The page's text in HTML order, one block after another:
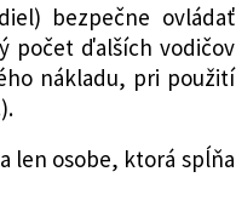
bezpečne ovládať
počet ďalších vodičov
nákladu, pri použití
len osobe, ktorá spĺňa